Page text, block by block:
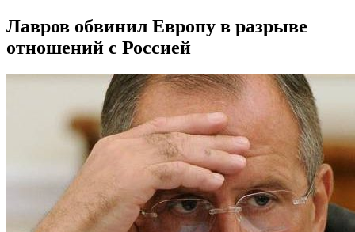
Лавров обвинил Европу в разрыве
отношений с Россией